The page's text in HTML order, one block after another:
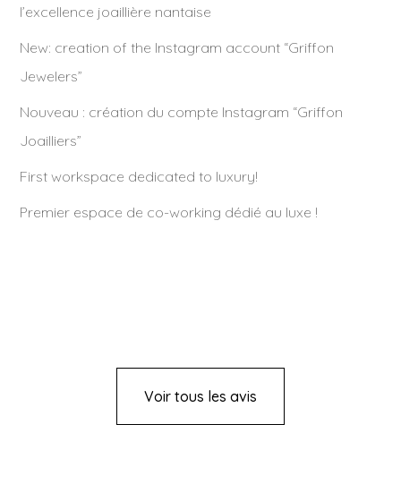
l’excellence joaillière nantaise
New: creation of the Instagram account “Griffon
Jewelers”
Nouveau : création du compte Instagram “Griffon
Joailliers”
First workspace dedicated to luxury!
Premier espace de co-working dédié au luxe !
Voir tous les avis